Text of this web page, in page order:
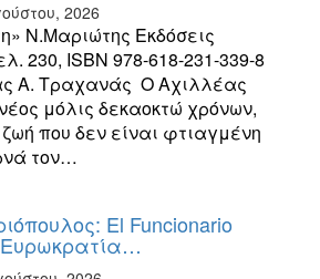
2026
Ν.Μαριώτης Εκδόσεις
230, ISBN 978-618-231-339-8
Α. Τραχανάς Ο Αχιλλέας
μόλις δεκαοκτώ χρόνων,
που δεν είναι φτιαγμένη
τον…
El Funcionario